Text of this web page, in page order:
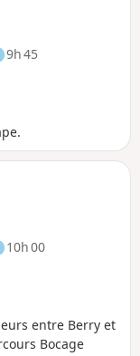
9h 45
10h 00
entre Berry et
Bocage